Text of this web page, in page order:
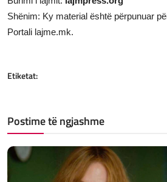
Shënim: Ky material është përpunuar
Portali lajme.mk.
Etiketat:
Postime të ngjashme